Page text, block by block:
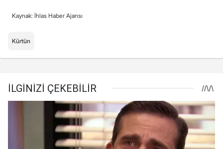
Kaynak: İhlas Haber Ajansı
Kürtün